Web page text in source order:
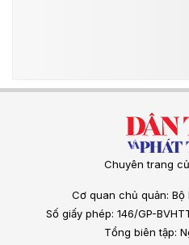
Chuyên trang
Cơ quan chủ quản:
Số giấy phép: 146/GP-
Tổng biên tập: